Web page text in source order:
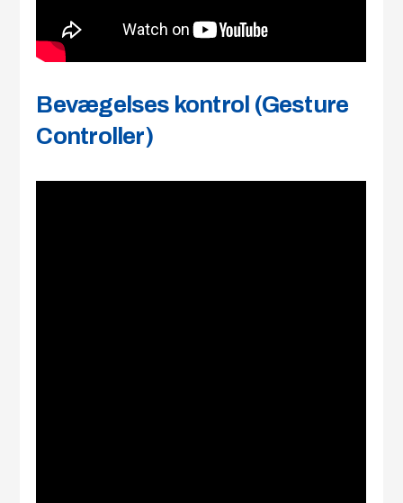
Bevægelses kontrol (Gesture
Controller)